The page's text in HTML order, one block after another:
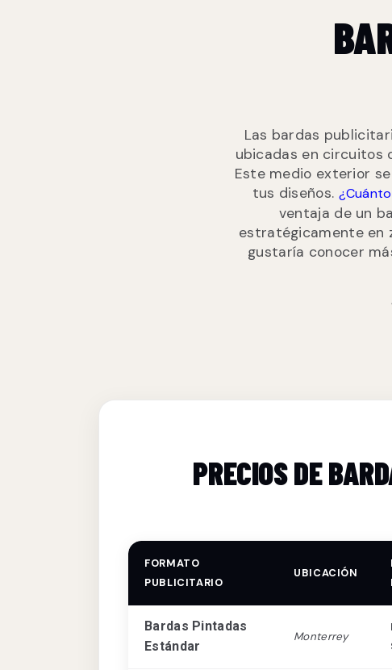
Las bardas
ubicadas en circuitos
Este medio exterior
tus diseños.
ventaja de un
estratégicamente en
gustaría conocer
PRECIOS DE
FORMATO
PUBLICITARIO
UBICACIÓN
Bardas Pintadas
Estándar
Monterrey